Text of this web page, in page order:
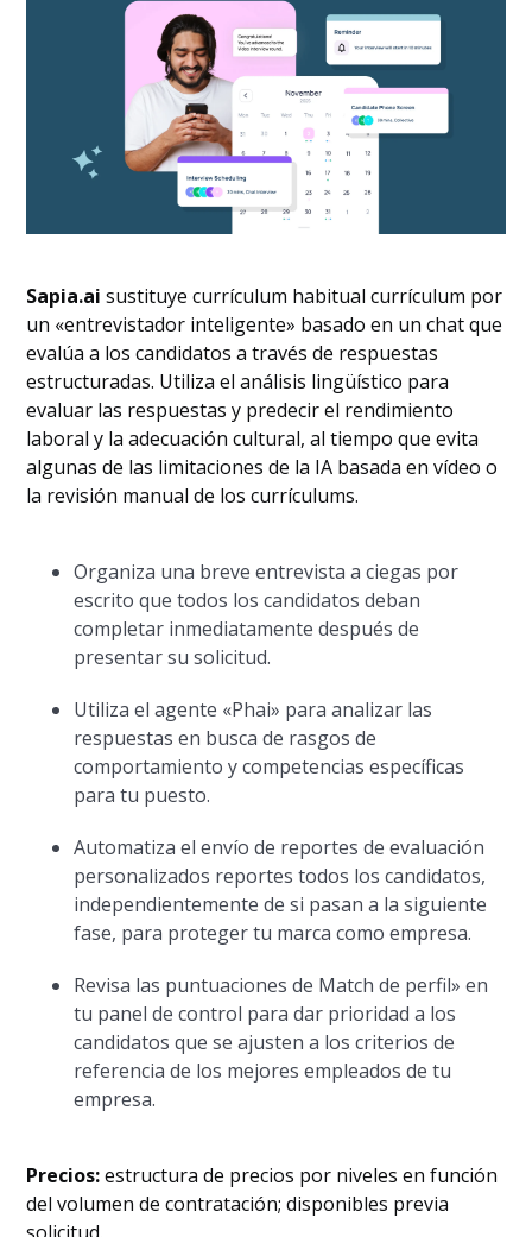
Sapia.ai sustituye currículum habitual currículum por
un «entrevistador inteligente» basado en un chat que
evalúa a los candidatos a través de respuestas
estructuradas. Utiliza el análisis lingüístico para
evaluar las respuestas y predecir el rendimiento
laboral y la adecuación cultural, al tiempo que evita
algunas de las limitaciones de la IA basada en vídeo o
la revisión manual de los currículums.
Organiza una breve entrevista a ciegas por
escrito que todos los candidatos deban
completar inmediatamente después de
presentar su solicitud.
Utiliza el agente «Phai» para analizar las
respuestas en busca de rasgos de
comportamiento y competencias específicas
para tu puesto.
Automatiza el envío de reportes de evaluación
personalizados reportes todos los candidatos,
independientemente de si pasan a la siguiente
fase, para proteger tu marca como empresa.
Revisa las puntuaciones de Match de perfil» en
tu panel de control para dar prioridad a los
candidatos que se ajusten a los criterios de
referencia de los mejores empleados de tu
empresa.
Precios:estructura de precios por niveles en función
del volumen de contratación; disponibles previa